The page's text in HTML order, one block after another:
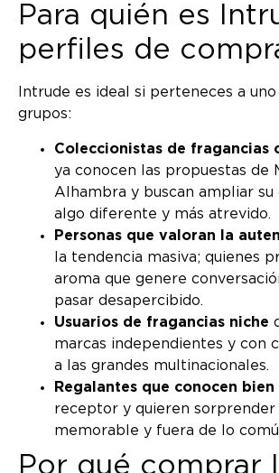
Para quién es
perfiles de
Intrude es ideal si perteneces a
grupos:
Coleccionistas de fragancias
ya conocen las propuestas de
Alhambra y buscan ampliar su
algo diferente y más atrevido.
Personas que valoran la
la tendencia masiva; quienes
aroma que genere
pasar desapercibido.
Usuarios de fragancias niche
marcas independientes y con
a las grandes multinacionales.
Regalantes que conocen
receptor y quieren sorprender
memorable y fuera de lo
Por qué comprar